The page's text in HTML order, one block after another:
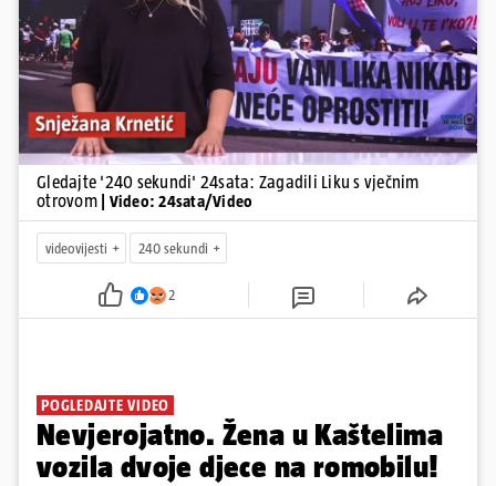
Pokretanje videa...
Gledajte '240 sekundi' 24sata: Zagadili Liku s vječnim
otrovom
| Video: 24sata/Video
videovijesti 240 sekundi
2
POGLEDAJTE VIDEO
Nevjerojatno. Žena u Kaštelima
vozila dvoje djece na romobilu!